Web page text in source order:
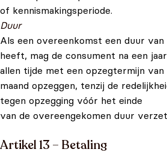
of kennismakingsperiode.
Duur
Als een overeenkomst een duur van
heeft, mag de consument na een
allen tijde met een opzegtermijn
maand opzeggen, tenzij de
tegen opzegging vóór het einde
van de overeengekomen duur
Artikel 13 – Betaling